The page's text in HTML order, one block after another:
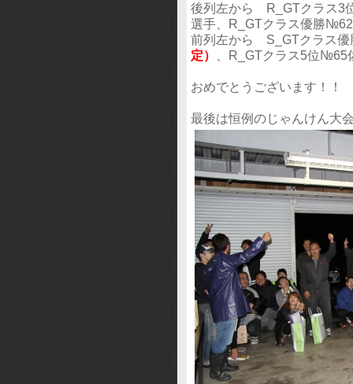
後列左から R_GTクラス3
選手、R_GTクラス優勝
前列左から S_GTクラス
定）
、R_GTクラス5位
おめでとうございます！！
最後は恒例のじゃんけん大